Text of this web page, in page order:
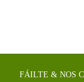
FÁILTE & NOS